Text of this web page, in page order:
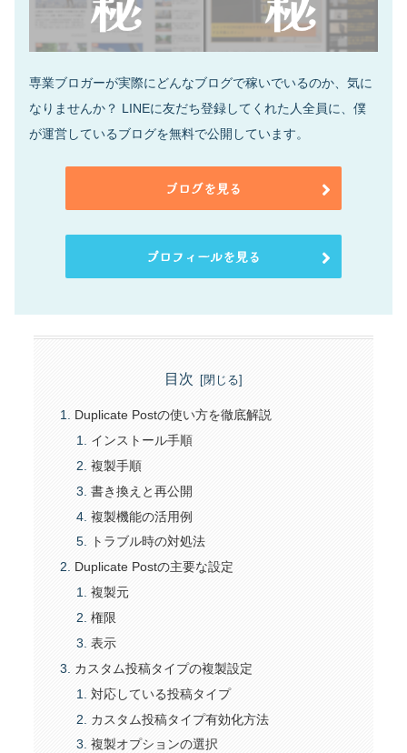
専業ブロガーが実際にどんなブログで稼いでいるのか、気に
なりませんか？ LINEに友だち登録してくれた人全員に、僕
が運営しているブログを無料で公開しています。
ブログを見る
プロフィールを見る
目次
Duplicate Postの使い方を徹底解説
インストール手順
複製手順
書き換えと再公開
複製機能の活用例
トラブル時の対処法
Duplicate Postの主要な設定
複製元
権限
表示
カスタム投稿タイプの複製設定
対応している投稿タイプ
カスタム投稿タイプ有効化方法
複製オプションの選択